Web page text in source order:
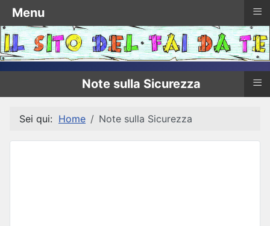
Note sulla Sicurezza ≡
Sei qui: Home Note sulla Sicurezza
Menu ≡